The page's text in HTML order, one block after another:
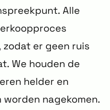
Alle
er geen ruis
We houden de
helder en
nagekomen.